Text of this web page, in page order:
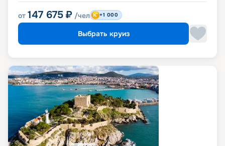
от 147 675 ₽ /чел +1 000
Выбрать круиз